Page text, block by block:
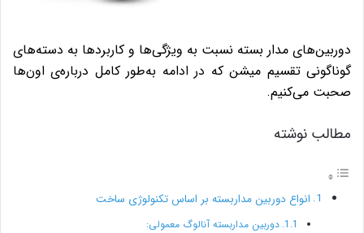
دوربین‌های مدار بسته نسبت به ویژگی‌ها و کاربردها به دسته‌های
گوناگونی تقسیم میشن که در ادامه به‌طور کامل درباره‌ی اون‌ها
صحبت می‌کنیم.
مطالب نوشته
انواع دوربین مداربسته بر اساس تکنولوژی ساخت
دوربین مداربسته آنالوگ معمولی: